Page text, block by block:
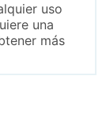
uso
una
más